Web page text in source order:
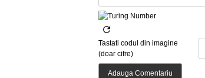
Tastati codul din imagine
(doar cifre)